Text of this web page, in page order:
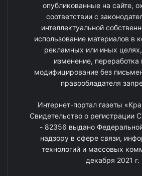
опубликованные на сайте,
соответствии с
интеллектуальной
использование материалов в
рекламных или иных
изменение, переработка
модифицирование без
правообладателя
Интернет-портал газеты
Свидетельство о
- 82356 выдано
надзору в сфере связи,
технологий и массовых
декабря 2021 г.